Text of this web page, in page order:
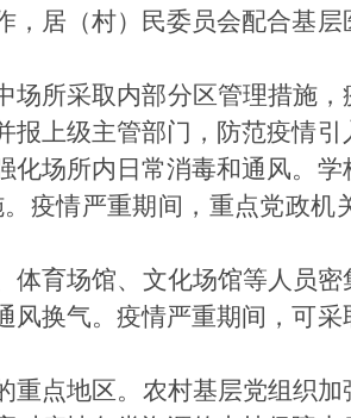
居（村）民委员会配合基
场所采取内部分区管理措施，
上级主管部门，防范疫情
场所内日常消毒和通风。
疫情严重期间，重点党政机
育场馆、文化场馆等人员密
换气。疫情严重期间，可
点地区。 农村基层党组织